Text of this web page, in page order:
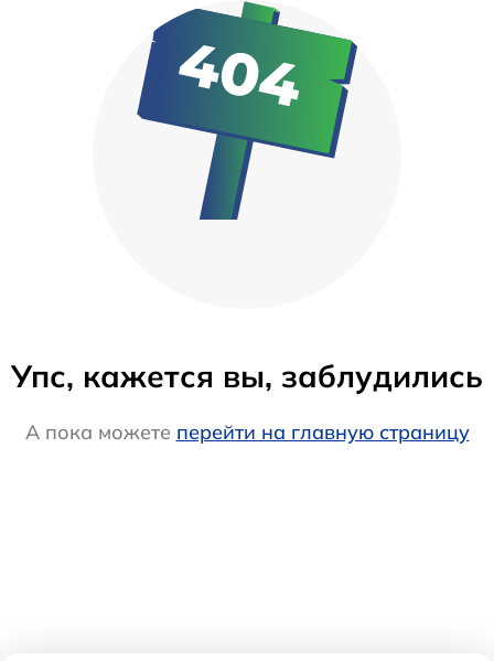
Упс, кажется вы, заблудились
А пока можете перейти на главную страницу